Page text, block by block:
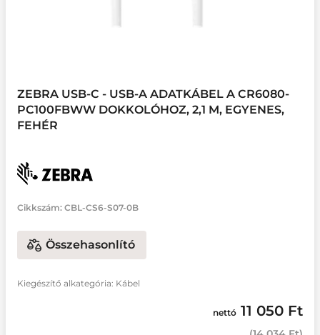
ZEBRA USB-C - USB-A ADATKÁBEL A CR6080-
PC100FBWW DOKKOLÓHOZ, 2,1 M, EGYENES,
FEHÉR
Cikkszám: CBL-CS6-S07-0B
Összehasonlító
Kiegészítő alkategória: Kábel
nettó 11 050 Ft